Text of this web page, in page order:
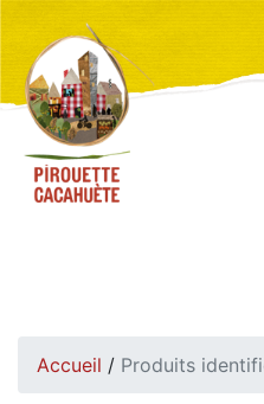
Accueil / Produits